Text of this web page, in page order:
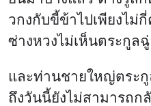
วกงกับขี้ข้าไปเพียงไม่
ซ่างหวงไม่เห็นตระกูล
และท่านชายใหญ่ตระ
ถึงวันนี้ยังไม่สามารถก